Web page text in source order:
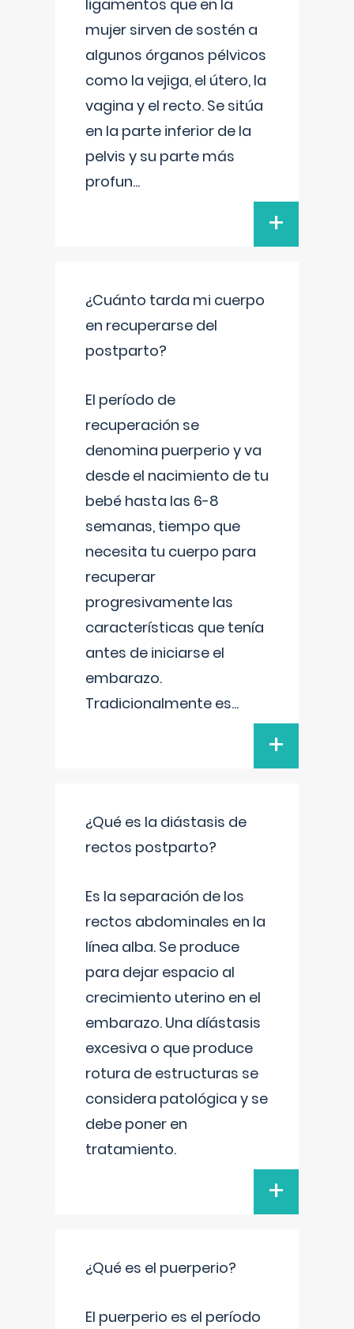
ligamentos que en la
mujer sirven de sostén a
algunos órganos pélvicos
como la vejiga, el útero, la
vagina y el recto. Se sitúa
en la parte inferior de la
pelvis y su parte más
profun...
+
¿Cuánto tarda mi cuerpo
en recuperarse del
postparto?
El período de
recuperación se
denomina puerperio y va
desde el nacimiento de tu
bebé hasta las 6-8
semanas, tiempo que
necesita tu cuerpo para
recuperar
progresivamente las
características que tenía
antes de iniciarse el
embarazo.
Tradicionalmente es...
+
¿Qué es la diástasis de
rectos postparto?
Es la separación de los
rectos abdominales en la
línea alba. Se produce
para dejar espacio al
crecimiento uterino en el
embarazo. Una díástasis
excesiva o que produce
rotura de estructuras se
considera patológica y se
debe poner en
tratamiento.
+
¿Qué es el puerperio?
El puerperio es el período